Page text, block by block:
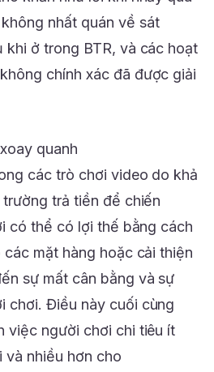
nhất quán về sát
khi ở trong BTR, và các hoạt
chính xác đã được giải
quanh
các trò chơi video do khả
trả tiền để chiến
có thể có lợi thế bằng cách
mặt hàng hoặc cải thiện
sự mất cân bằng và sự
chơi. Điều này cuối cùng
việc người chơi chi tiêu ít
và nhiều hơn cho